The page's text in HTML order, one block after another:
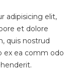
adipisicing elit,
et dolore
quis nostrud
ex ea comm odo